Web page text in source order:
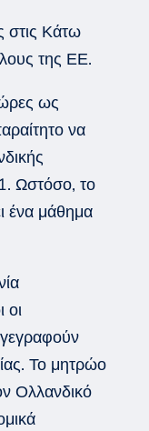
στις Κάτω
της ΕΕ.
ως
να
Ωστόσο, το
ένα μάθημα
οι
Το μητρώο
Ολλανδικό